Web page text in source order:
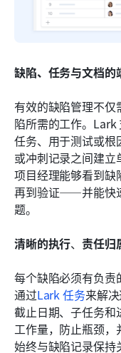
缺陷、任务与文档的
有效的缺陷管理不
陷所需的工作。
任务、用于测试或
或冲刺记录之间建立
项目经理能够看到
再到验证——并能快
题。
清晰的执行、责任归
每个缺陷必须有负
通过Lark 任务来解
截止日期、子任务和
工作量，防止瓶颈，
始终与缺陷记录保